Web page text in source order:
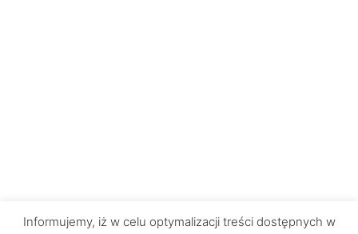
Informujemy, iż w celu optymalizacji treści dostępnych w